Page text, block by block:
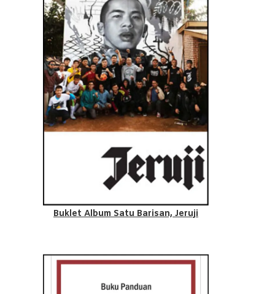
Buklet Album Satu Barisan, Jeruji